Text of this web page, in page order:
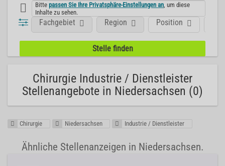
Bittepassen Sie Ihre Privatsphäre-Einstellungen an , um diese
Inhalte zu sehen.
Position
Fachgebiet Region
Chirurgie Industrie / Dienstleister
Stellenangebote in Niedersachsen (0)
Chirurgie Niedersachsen Industrie / Dienstleister
Ähnliche Stellenanzeigen in Niedersachsen.